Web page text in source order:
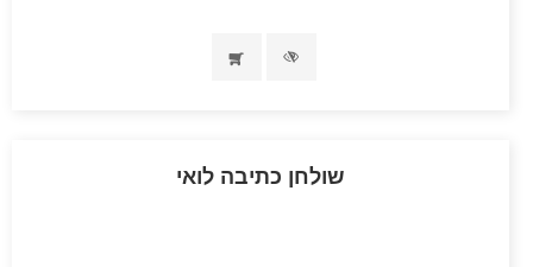
שולחן כתיבה לואי